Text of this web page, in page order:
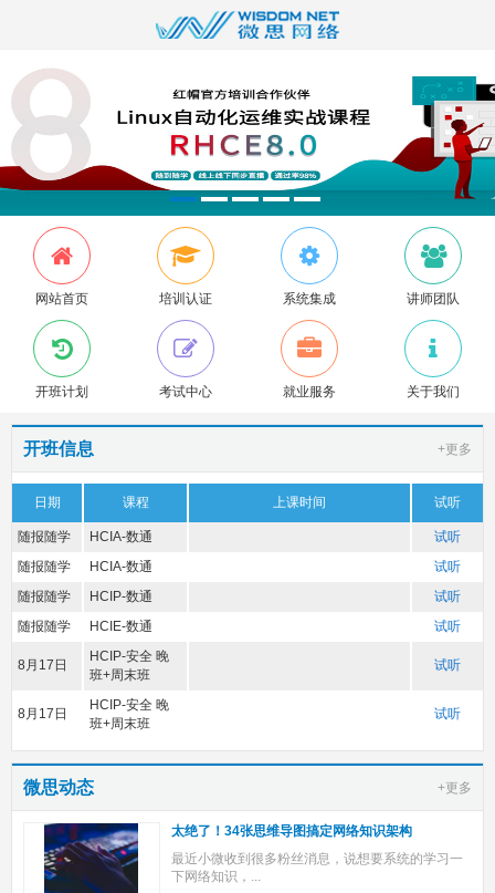
网站首页 培训认证 系统集成 讲师团队
开班计划 考试中心 就业服务 关于我们
开班信息 +更多
日期 课程 上课时间 试听
随报随学 HCIA-数通
试听
随报随学
HCIA-数通
试听
随报随学
HCIP-数通
试听
随报随学
HCIE-数通 试听
8月17日
HCIP-安全 晚
班+周末班
试听
8月17日
HCIP-安全 晚
班+周末班
试听
微思动态 +更多
太绝了！34张思维导图搞定网络知识架构
最近小微收到很多粉丝消息，说想要系统的学习一
下网络知识，...